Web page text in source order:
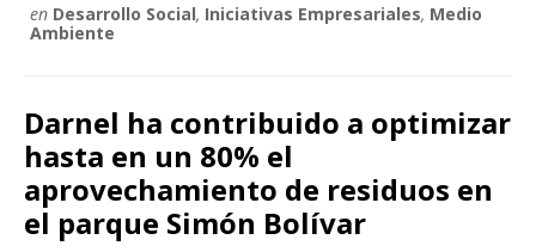
en Desarrollo Social, Iniciativas Empresariales, Medio
Ambiente
Darnel ha contribuido a optimizar
hasta en un 80% el
aprovechamiento de residuos en
el parque Simón Bolívar